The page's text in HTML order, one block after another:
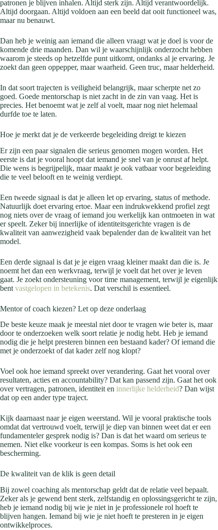
patronen je blijven inhalen. Altijd sterk zijn. Altijd verantwoordelijk.
Altijd doorgaan. Altijd voldoen aan een beeld dat ooit functioneel was,
maar nu benauwt.
Dan heb je weinig aan iemand die alleen vraagt wat je doel is voor de
komende drie maanden. Dan wil je waarschijnlijk onderzocht hebben
waarom je steeds op hetzelfde punt uitkomt, ondanks al je ervaring. Je
zoekt dan geen oppepper, maar waarheid. Geen truc, maar helderheid.
In dat soort trajecten is veiligheid belangrijk, maar scherpte net zo
goed. Goede mentorschap is niet zacht in de zin van vaag. Het is
precies. Het benoemt wat je zelf al voelt, maar nog niet helemaal
durfde toe te laten.
Hoe je merkt dat je de verkeerde begeleiding dreigt te kiezen
Er zijn een paar signalen die serieus genomen mogen worden. Het
eerste is dat je vooral hoopt dat iemand je snel van je onrust af helpt.
Die wens is begrijpelijk, maar maakt je ook vatbaar voor begeleiding
die te veel belooft en te weinig verdiept.
Een tweede signaal is dat je alleen let op ervaring, status of methode.
Natuurlijk doet ervaring ertoe. Maar een indrukwekkend profiel zegt
nog niets over de vraag of iemand jou werkelijk kan ontmoeten in wat
er speelt. Zeker bij innerlijke of identiteitsgerichte vragen is de
kwaliteit van aanwezigheid vaak bepalender dan de kwaliteit van het
model.
Een derde signaal is dat je je eigen vraag kleiner maakt dan die is. Je
noemt het dan een werkvraag, terwijl je voelt dat het over je leven
gaat. Je zoekt ondersteuning voor time management, terwijl je eigenlijk
bent vastgelopen in betekenis. Dat verschil is essentieel.
Mentor of coach kiezen? Let op deze onderlaag
De beste keuze maak je meestal niet door te vragen wie beter is, maar
door te onderzoeken welk soort relatie je nodig hebt. Heb je iemand
nodig die je helpt presteren binnen een bestaand kader? Of iemand die
met je onderzoekt of dat kader zelf nog klopt?
Voel ook hoe iemand spreekt over verandering. Gaat het vooral over
resultaten, acties en accountability? Dat kan passend zijn. Gaat het ook
over vertragen, patronen, identiteit en innerlijke helderheid? Dan wijst
dat op een ander type traject.
Kijk daarnaast naar je eigen weerstand. Wil je vooral praktische tools
omdat dat vertrouwd voelt, terwijl je diep van binnen weet dat er een
fundamenteler gesprek nodig is? Dan is dat het waard om serieus te
nemen. Niet elke voorkeur is een kompas. Soms is het ook een
bescherming.
De kwaliteit van de klik is geen detail
Bij zowel coaching als mentorschap geldt dat de relatie veel bepaalt.
Zeker als je gewend bent sterk, zelfstandig en oplossingsgericht te zijn,
heb je iemand nodig bij wie je niet in je professionele rol hoeft te
blijven hangen. Iemand bij wie je niet hoeft te presteren in je eigen
ontwikkelproces.